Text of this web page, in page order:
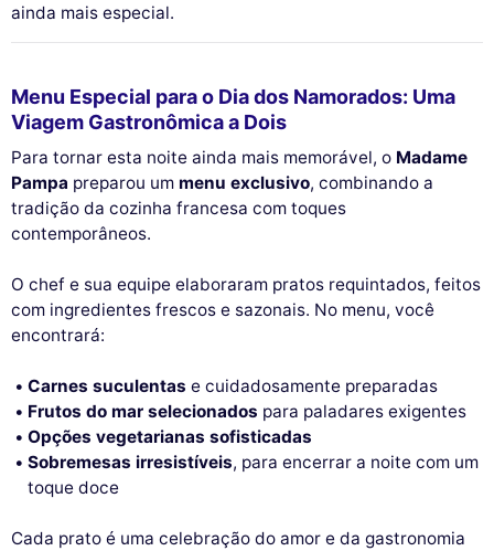
ainda mais especial.
Menu Especial para o Dia dos Namorados: Uma
Viagem Gastronômica a Dois
Para tornar esta noite ainda mais memorável, o Madame
Pampa preparou um menu exclusivo, combinando a
tradição da cozinha francesa com toques
contemporâneos.
O chef e sua equipe elaboraram pratos requintados, feitos
com ingredientes frescos e sazonais. No menu, você
encontrará:
Carnes suculentas e cuidadosamente preparadas
Frutos do mar selecionados para paladares exigentes
Opções vegetarianas sofisticadas
Sobremesas irresistíveis, para encerrar a noite com um
toque doce
Cada prato é uma celebração do amor e da gastronomia